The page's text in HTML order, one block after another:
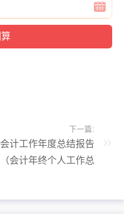
下一篇:
会计工作年度总结报告
（会计年终个人工作总